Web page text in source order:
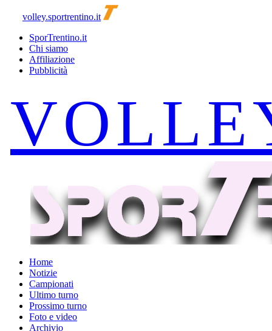
volley.sportrentino.it
SporTrentino.it
Chi siamo
Affiliazione
Pubblicità
Home
Notizie
Campionati
Ultimo turno
Prossimo turno
Foto e video
Archivio